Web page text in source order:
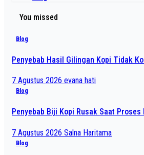
You missed
Blog
Penyebab Hasil Gilingan Kopi Tidak
7 Agustus 2026 evana hati
Blog
Penyebab Biji Kopi Rusak Saat Proses
7 Agustus 2026 Salna Haritama
Blog